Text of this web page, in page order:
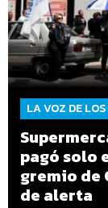
LA VOZ DE
pagó solo
gremio de
de alerta